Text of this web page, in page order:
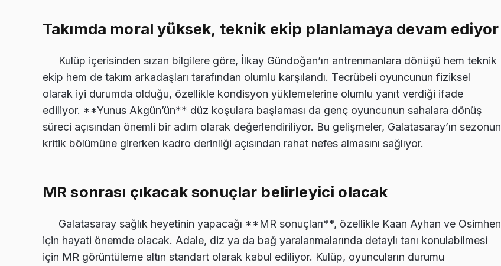
Takımda moral yüksek, teknik ekip planlamaya devam ediyor
Kulüp içerisinden sızan bilgilere göre, İlkay Gündoğan’ın antrenmanlara dönüşü hem teknik
ekip hem de takım arkadaşları tarafından olumlu karşılandı. Tecrübeli oyuncunun fiziksel
olarak iyi durumda olduğu, özellikle kondisyon yüklemelerine olumlu yanıt verdiği ifade
ediliyor. **Yunus Akgün’ün** düz koşulara başlaması da genç oyuncunun sahalara dönüş
süreci açısından önemli bir adım olarak değerlendiriliyor. Bu gelişmeler, Galatasaray’ın sezonun
kritik bölümüne girerken kadro derinliği açısından rahat nefes almasını sağlıyor.
MR sonrası çıkacak sonuçlar belirleyici olacak
Galatasaray sağlık heyetinin yapacağı **MR sonuçları**, özellikle Kaan Ayhan ve Osimhen
için hayati önemde olacak. Adale, diz ya da bağ yaralanmalarında detaylı tanı konulabilmesi
için MR görüntüleme altın standart olarak kabul ediliyor. Kulüp, oyuncuların durumu